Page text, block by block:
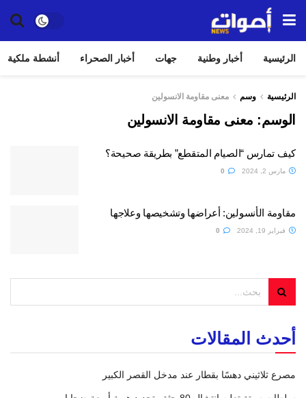
الرئيسية أخبار وطنية جهات أخبار الصحراء أنشطة ملكية
الرئيسية وسم معنى مقاومة الانسولين
الوسم: معنى مقاومة الانسولين
كيف تمارس “الصيام المتقطع” بطريقة صحيحة؟
مارس 2, 2024
مقاومة الأنسولين: أعراضها وتشخيصها وعلاجها
فبراير 19, 2024
أحدث المقالات
مصرع ثلاثيني دهسًا بقطار عند مدخل القصر الكبير